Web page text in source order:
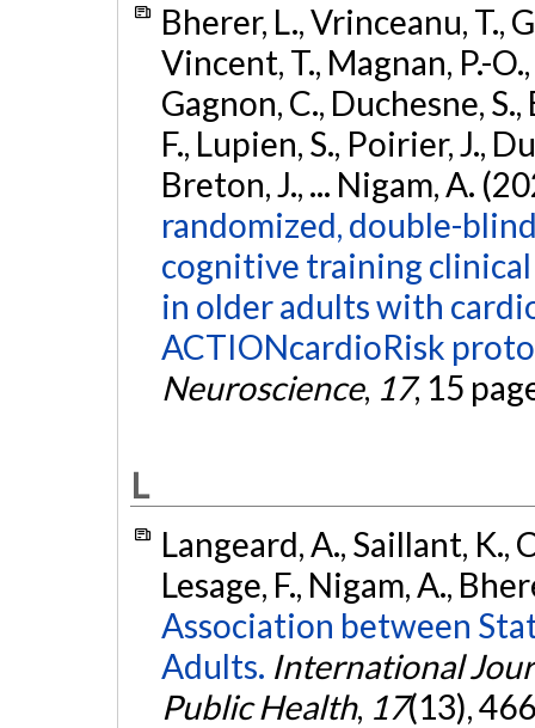
Bherer, L., Vrinceanu, T.,
Vincent, T., Magnan, P.-
Gagnon, C., Duchesne,
F., Lupien, S., Poirier, J.,
Breton, J., ... Nigam, A.
randomized, double-
cognitive training
in older adults with
ACTIONcardioRisk
Neuroscience, 17, 15
L
Langeard, A., Saillant, K.,
Lesage, F., Nigam, A.,
Association between
Adults. International
Public Health, 17(13),